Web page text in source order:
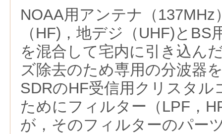
NOAA用アンテナ（
（HF)，地デジ（UHF)とBS
を混合して宅内に引き込ん
ズ除去のため専用の分波器
SDRのHF受信用クリスタル
ためにフィルター（LPF，
が，そのフィルターのパー